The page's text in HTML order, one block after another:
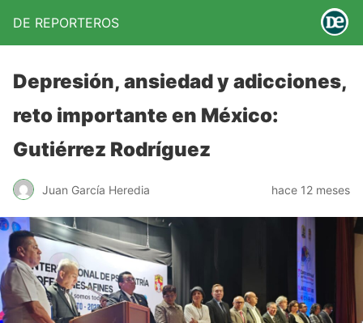
DE REPORTEROS
Depresión, ansiedad y adicciones,
reto importante en México:
Gutiérrez Rodríguez
Juan García Heredia hace 12 meses